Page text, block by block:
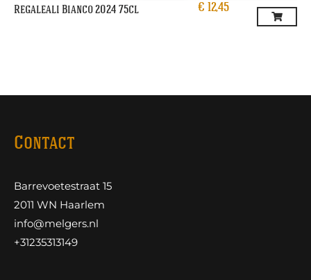
Regaleali Bianco 2024 75cl € 12,45
Contact
Barrevoetestraat 15
2011 WN Haarlem
info@melgers.nl
+31235313149